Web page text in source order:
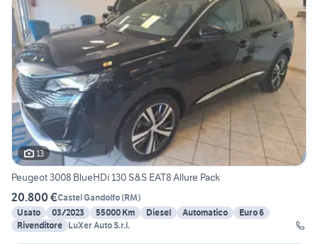
13
Peugeot 3008 BlueHDi 130 S&S EAT8 Allure Pack
20.800 €Castel Gandolfo(RM)
Usato
03/2023 55000 Km Diesel Automatico
Euro 6
Rivenditore LuXer Auto S.r.l.